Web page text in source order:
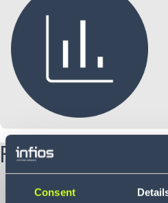
Consent
Fonctionnalités
Planification et gestion